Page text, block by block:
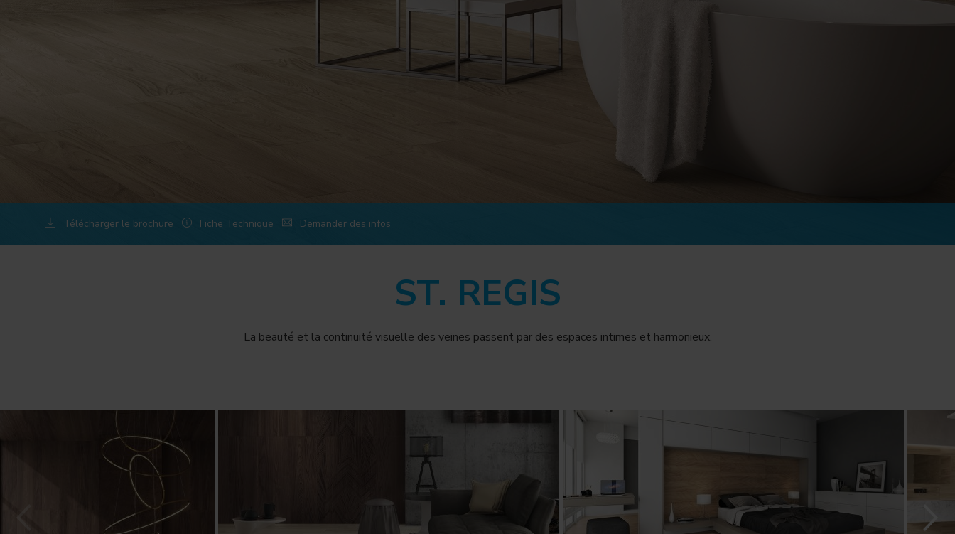
Télécharger le brochure Fiche Technique Demander des infos
ST. REGIS
La beauté et la continuité visuelle des veines passent par des espaces intimes et harmonieux.